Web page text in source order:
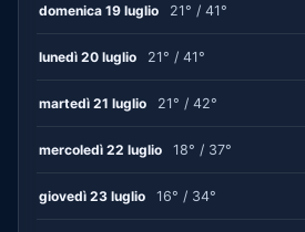
domenica 19 luglio 21° / 41°
lunedì 20 luglio 21° / 41°
martedì 21 luglio 21° / 42°
mercoledì 22 luglio 18° / 37°
giovedì 23 luglio 16° / 34°